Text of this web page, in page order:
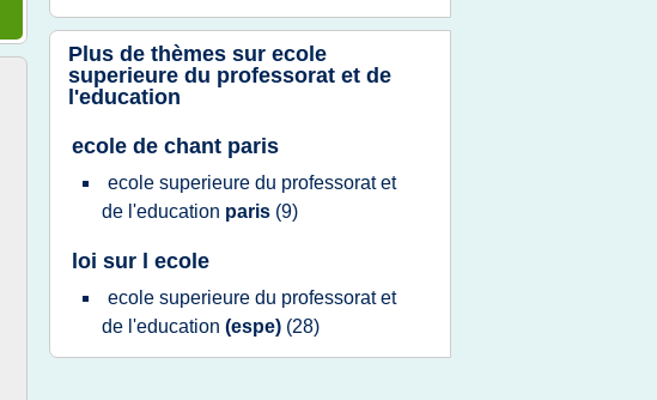
Plus de thèmes sur ecole
superieure du professorat et de
l'education
ecole de chant paris
ecole superieure du professoratet
de l'education paris (9)
loi sur l ecole
ecole superieure du professoratet
de l'education (espe) (28)